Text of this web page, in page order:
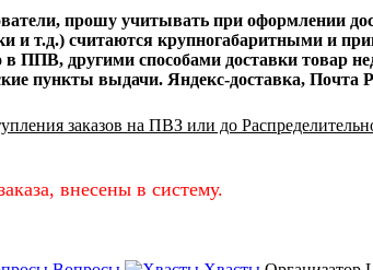
прошу учитывать при оформлении
и т.д.) считаются крупногабаритными и
в ППВ, другими способами доставки
пункты выдачи. Яндекс-доставка, Почта
заказов на ПВЗ или до
внесены в систему.